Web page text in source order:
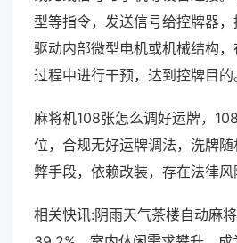
型等指令，发送信号给控牌器
驱动内部微型电机或机械结构
过程中进行干预，达到控牌目的
麻将机108张怎么调好运牌，
位，合规无好运牌调法，洗牌
弊手段，依赖改装，存在法律风
相关快讯:阴雨天气茶楼自动麻